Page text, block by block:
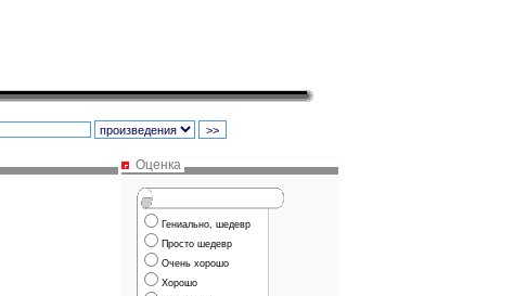
Оценка
Гениально, шедевр
Просто шедевр
Очень хорошо
Хорошо